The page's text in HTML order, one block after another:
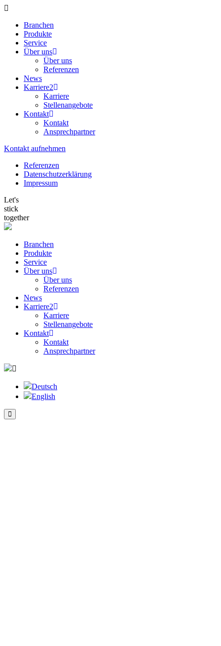
Branchen
Produkte
Service
Über uns
Über uns
Referenzen
News
Karriere2
Karriere
Stellenangebote
Kontakt
Kontakt
Ansprechpartner
Kontakt aufnehmen
Referenzen
Datenschutzerklärung
Impressum
Let's
stick
together
Branchen
Produkte
Service
Über uns
Über uns
Referenzen
News
Karriere2
Karriere
Stellenangebote
Kontakt
Kontakt
Ansprechpartner
Deutsch
English